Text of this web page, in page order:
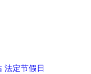
法定节假日